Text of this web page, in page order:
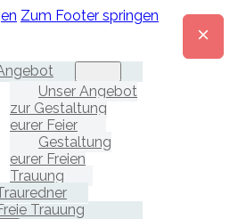
Zum Footer springen
Unser Angebot
zur Gestaltung
eurer Feier
Gestaltung
eurer Freien
Trauung
Trauung